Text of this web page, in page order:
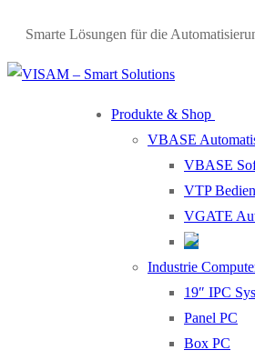
Smarte Lösungen für die
Produkte & Shop
VBASE
VBASE
VTP
VGATE
Industrie
19″ IPC
Panel PC
Box PC